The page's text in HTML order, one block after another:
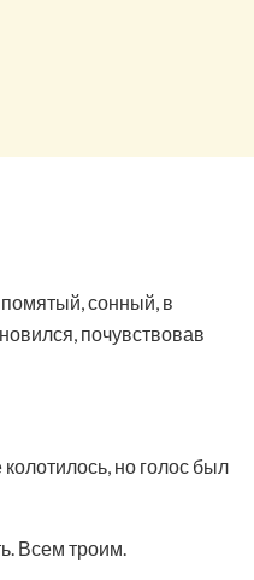
сонный, в
почувствовав
но голос был
Всем троим.